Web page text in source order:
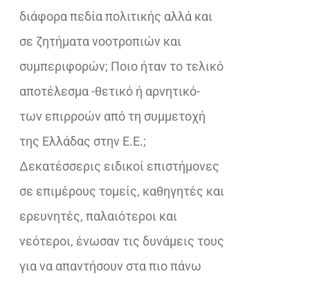
διάφορα πεδία πολιτικής αλλά και
σε ζητήματα νοοτροπιών και
συμπεριφορών; Ποιο ήταν το τελικό
αποτέλεσμα -θετικό ή αρνητικό-
των επιρροών από τη συμμετοχή
της Ελλάδας στην Ε.Ε.;
Δεκατέσσερις ειδικοί επιστήμονες
σε επιμέρους τομείς, καθηγητές και
ερευνητές, παλαιότεροι και
νεότεροι, ένωσαν τις δυνάμεις τους
για να απαντήσουν στα πιο πάνω